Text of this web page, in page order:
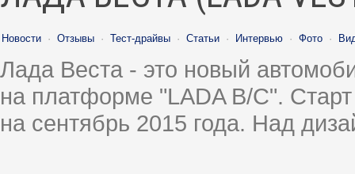
Новости · Отзывы · Тест-драйвы · Статьи · Интервью · Фото ·
Лада Веста - это новый
на платформе "LADA B/C".
на сентябрь 2015 года. Над